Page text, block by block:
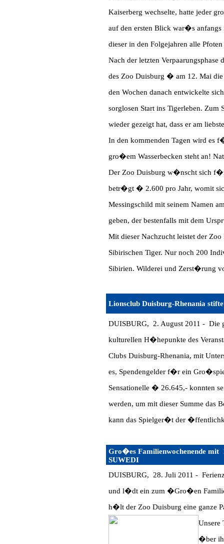
Kaiserberg wechselte, hatte jeder
auf den ersten Blick war�s anfangs
dieser in den Folgejahren alle
Nach der letzten
des Zoo Duisburg � am 12. Mai
den Wochen danach entwickelte
sorglosen Start ins Tigerleben. Zum
wieder gezeigt hat, dass er am
In den kommenden Tagen wird es
gro�em Wasserbecken steht an!
Der Zoo Duisburg w�nscht sich f�r
betr�gt � 2.600 pro Jahr, womit
Messingschild mit seinem Namen
geben, der bestenfalls mit dem
Mit dieser Nachzucht leistet der
Sibirischen Tiger. Nur noch 200
Sibirien. Wilderei und Zerst�rung
Lionsclub Duisburg-Rhenania
DUISBURG, 2. August 2011 - Die
kulturellen H�hepunkte des
Clubs Duisburg-Rhenania, mit
es, Spendengelder f�r ein
Sensationelle � 26.645,- konnten
werden, um mit dieser Summe
kann das Spielger�t der
Gro�es Familienwochenende
SUWEDI
DUISBURG, 28. Juli 2011 -
und l�dt ein zum �Gro�en
h�lt der Zoo Duisburg eine ganze
Unsere
�ber